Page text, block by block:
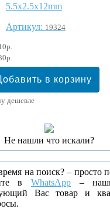
5.5x2.5x12mm
Артикул: 19324
дешевле
Не нашли что искали?
на поиск? – просто
вWhatsApp –
Вас товар и